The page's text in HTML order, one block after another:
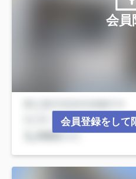
会員
会員登録をして